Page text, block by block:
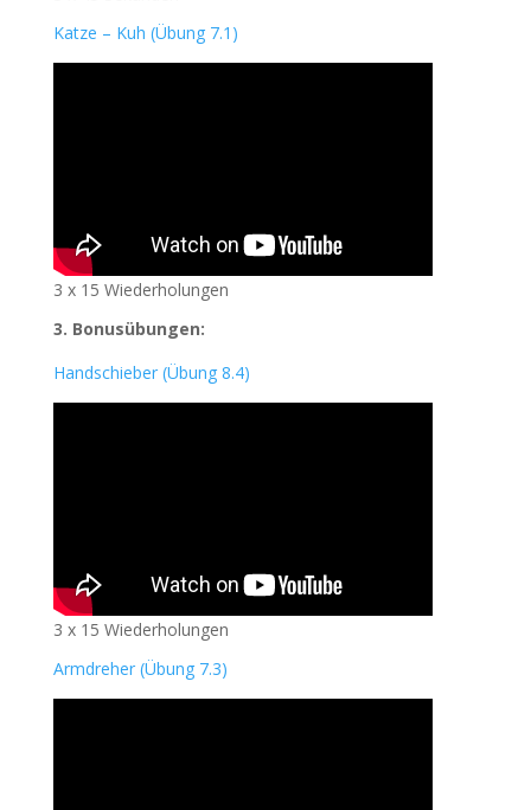
Katze – Kuh (Übung 7.1)
3 x 15 Wiederholungen
3. Bonusübungen:
Handschieber (Übung 8.4)
3 x 15 Wiederholungen
Armdreher (Übung 7.3)